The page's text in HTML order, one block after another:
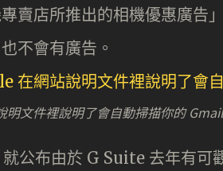
賣店所推出的相機優惠廣
不會有廣告。
明文件裡說明了會自動掃描你的
公布由於 G Suite 去年有可